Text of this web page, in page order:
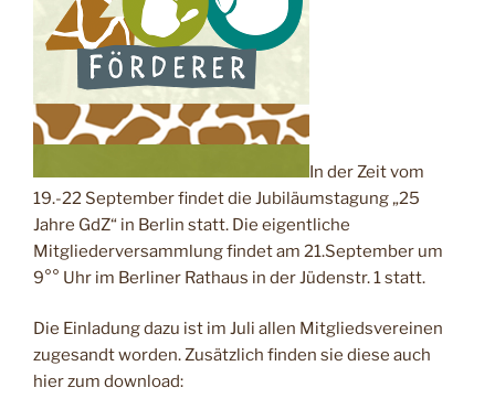
In der Zeit vom
19.-22 September findet die Jubiläumstagung „25
Jahre GdZ“ in Berlin statt. Die eigentliche
Mitgliederversammlung findet am 21.September um
9°° Uhr im Berliner Rathaus in der Jüdenstr. 1 statt.
Die Einladung dazu ist im Juli allen Mitgliedsvereinen
zugesandt worden. Zusätzlich finden sie diese auch
hier zum download: